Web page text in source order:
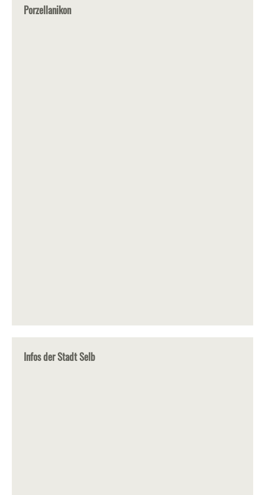
Porzellanikon
Infos der Stadt Selb